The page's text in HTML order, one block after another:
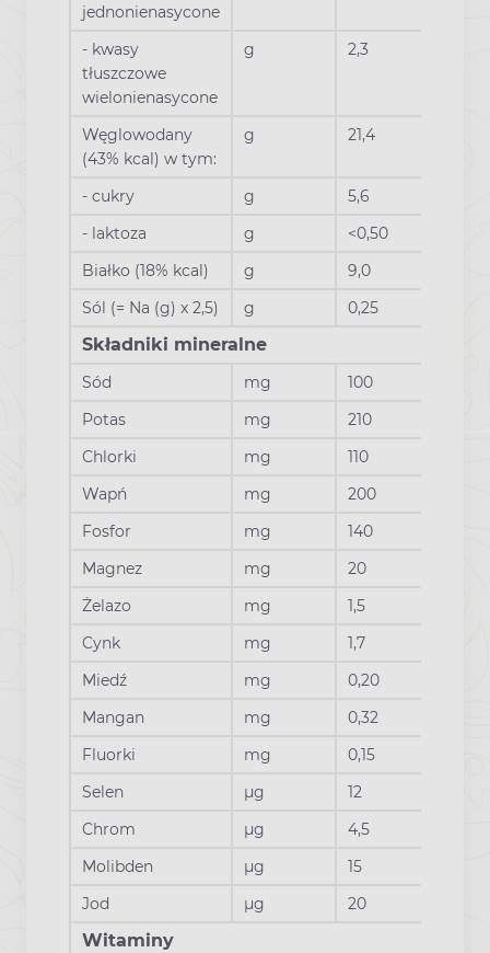
jednonienasycone
- kwasy
tłuszczowe
wielonienasycone
g 2,3
Węglowodany
(43% kcal) w tym:
g 21,4
- cukry g
5,6
- laktoza
g
<0,50
Białko (18% kcal)
g
9,0
Sól (= Na (g) x 2,5)
g 0,25
Składniki mineralne
Sód mg
100
Potas
mg
210
Chlorki
mg
110
Wapń
mg
200
Fosfor
mg
140
Magnez
mg
20
Żelazo
mg
1,5
Cynk
mg
1,7
Miedź
mg
0,20
Mangan
mg
0,32
Fluorki
mg
0,15
Selen
µg
12
Chrom
µg
4,5
Molibden
µg
15
Jod
µg 20
Witaminy